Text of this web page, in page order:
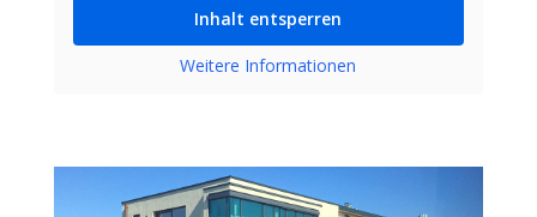
Inhalt entsperren
Weitere Informationen